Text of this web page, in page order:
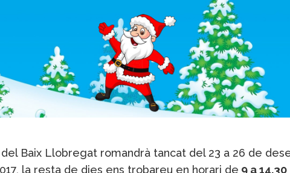
Baix Llobregat romandrà tancat del 23 a 26 de
la resta de dies ens trobareu en horari de 9 a